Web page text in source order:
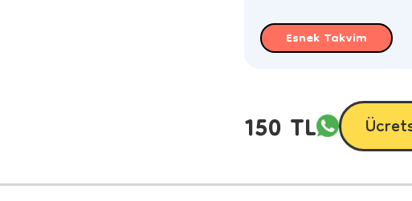
Esnek Takvim
150 TL